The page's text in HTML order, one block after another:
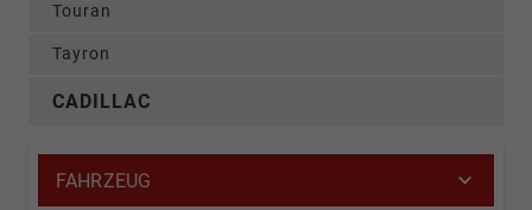
Touran
Tayron
CADILLAC
FAHRZEUG